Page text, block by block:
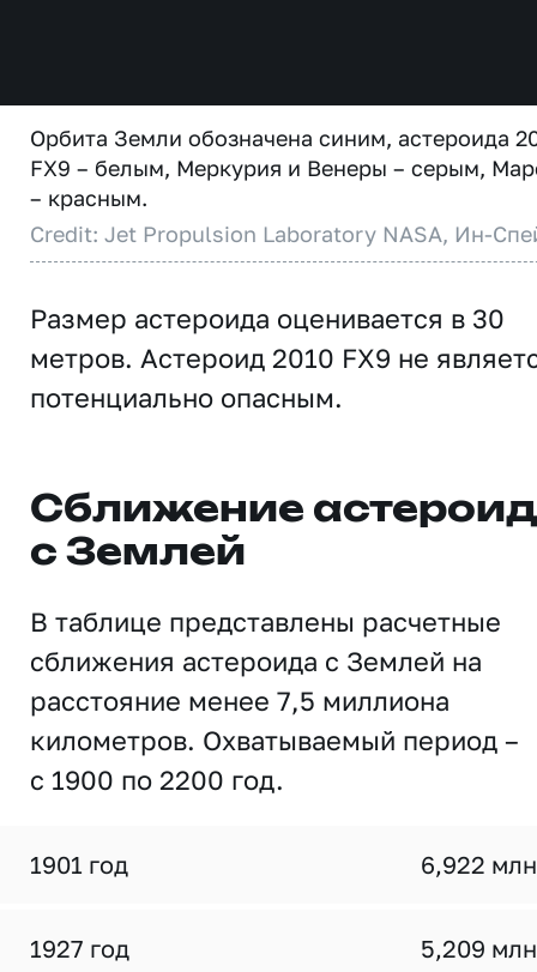
Орбита Земли обозначена синим, астероида
FX9 – белым, Меркурия и Венеры – серым,
– красным.
Credit: Jet Propulsion Laboratory NASA, Ин-
Размер астероида оценивается в 30
метров. Астероид 2010 FX9 не
потенциально опасным.
Сближение
с Землей
В таблице представлены расчетные
сближения астероида с Землей на
расстояние менее 7,5 миллиона
километров. Охватываемый период –
с 1900 по 2200 год.
1901 год 6,922
1927 год 5,209